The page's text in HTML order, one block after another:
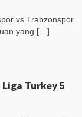
vs Trabzonspor
yang […]
Turkey 5